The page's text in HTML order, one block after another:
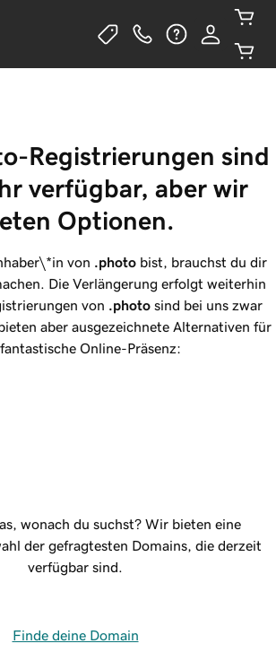
Registrierungen sind
verfügbar, aber wir
Optionen.
von .photo bist, brauchst du dir
Die Verlängerung erfolgt weiterhin
von .photosind bei uns zwar
aber ausgezeichnete Alternativen für
Online-Präsenz:
wonach du suchst? Wir bieten eine
der gefragtesten Domains, die derzeit
verfügbar sind.
Finde deine Domain